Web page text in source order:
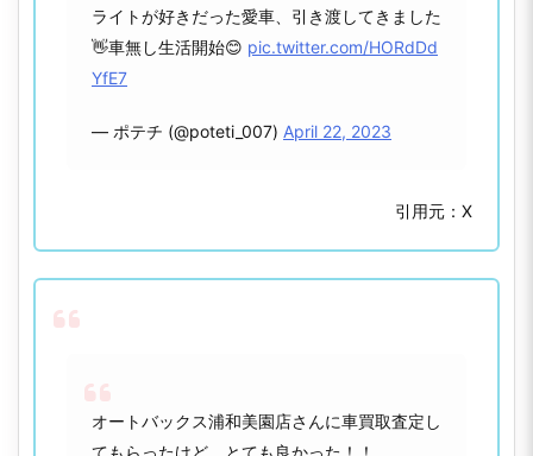
ライトが好きだった愛車、引き渡してきました
👋車無し生活開始😊 pic.twitter.com/HORdDd
YfE7
— ポテチ (@poteti_007) April 22, 2023
引用元：X
オートバックス浦和美園店さんに車買取査定し
てもらったけど、とても良かった！！